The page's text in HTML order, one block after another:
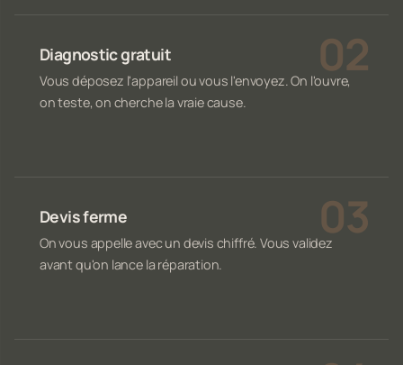
Diagnostic gratuit
Vous déposez l'appareil ou vous l'envoyez. On l'ouvre,
on teste, on cherche la vraie cause.
Devis ferme
On vous appelle avec un devis chiffré. Vous validez
avant qu'on lance la réparation.